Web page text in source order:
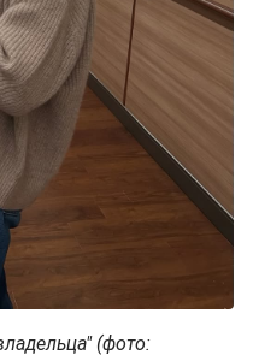
(фото: